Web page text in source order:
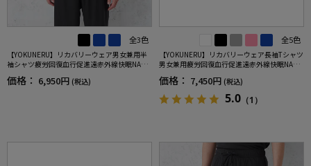
全3色
【YOKUNERU】リカバリーウェア男女兼用半
袖シャツ疲労回復血行促進遠赤外線快眠NANO
MIX(R)【一般医療機器】SS～LLサイズ
価格： 6,950円 (税込)
全5色
【YOKUNERU】リカバリーウェア長袖Tシャツ
男女兼用疲労回復血行促進遠赤外線快眠NANO
MIX(R)【一般医療機器】SS～LLサイズ
価格： 7,450円 (税込)
5.0 （1）